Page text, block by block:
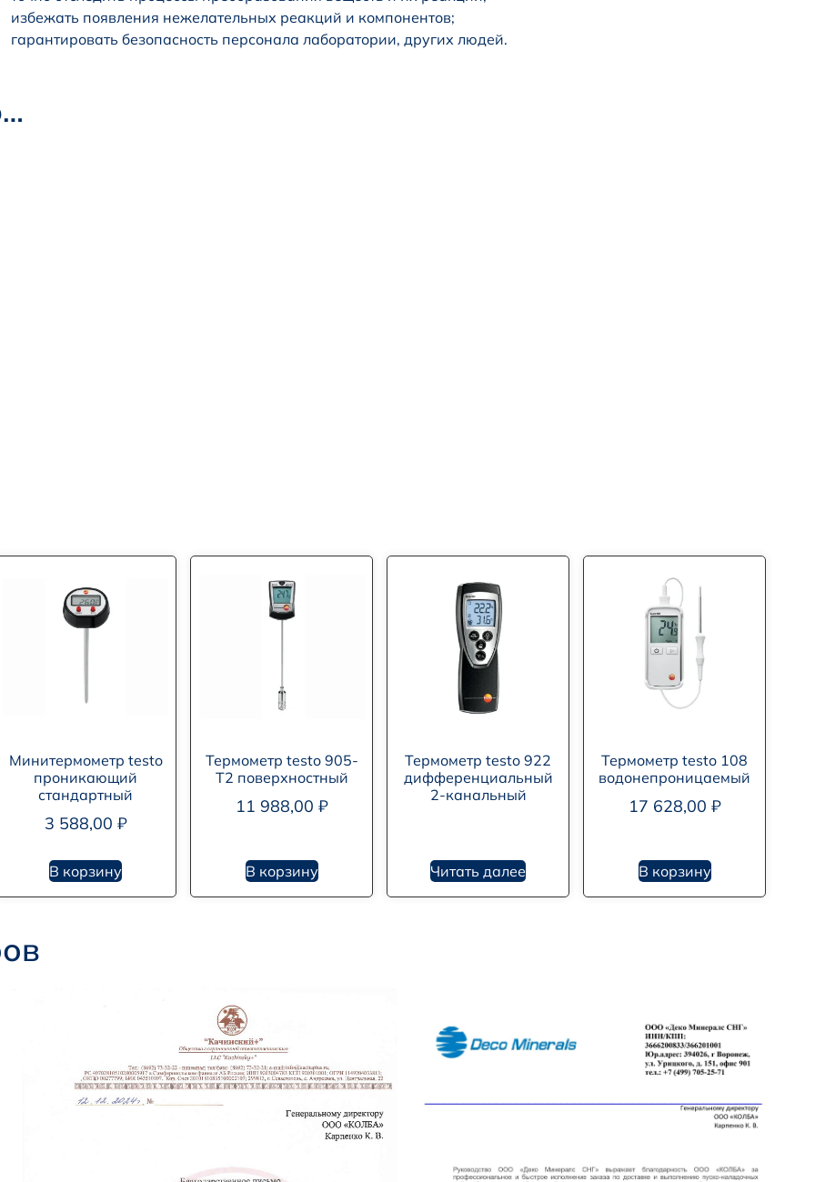
избежать появления нежелательных реакций и компонентов;
гарантировать безопасность персонала лаборатории, других людей.
Минитермометр testo
проникающий
стандартный
3 588,00 ₽
В корзину
Термометр testo 905-
T2 поверхностный
11 988,00 ₽
В корзину
Термометр testo 922
дифференциальный
2-канальный
Читать далее
Термометр testo 108
водонепроницаемый
17 628,00 ₽
В корзину